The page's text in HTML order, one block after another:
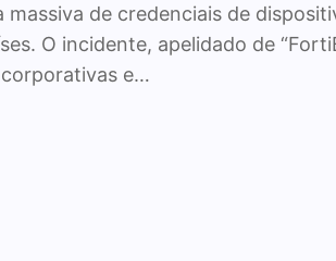
de credenciais de
O incidente, apelidado de
e…